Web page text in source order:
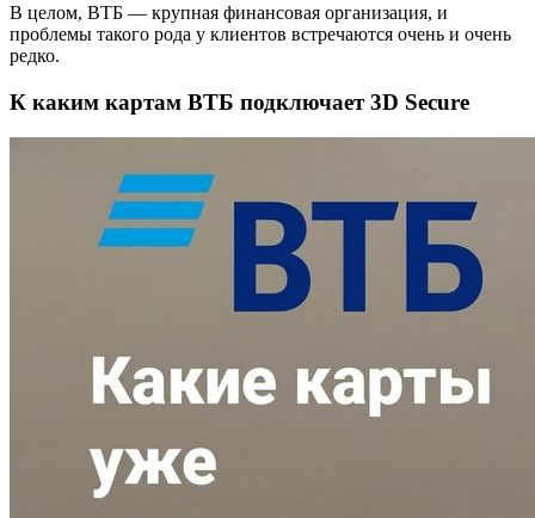
В целом, ВТБ — крупная финансовая организация, и
проблемы такого рода у клиентов встречаются очень и очень
редко.
К каким картам ВТБ подключает 3D Secure